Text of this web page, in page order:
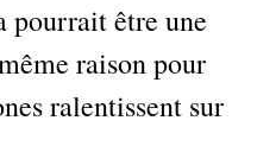
être une
raison pour
ralentissent sur